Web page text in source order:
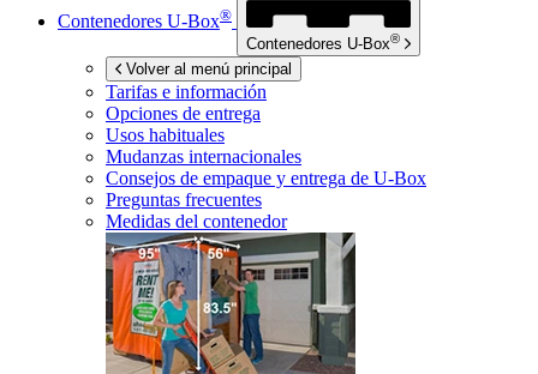
Contenedores U-Box®
Contenedores U-Box®
Volver al menú principal
Tarifas e información
Opciones de entrega
Usos habituales
Mudanzas internacionales
Consejos de empaque y entrega de U-Box
Preguntas frecuentes
Medidas del contenedor